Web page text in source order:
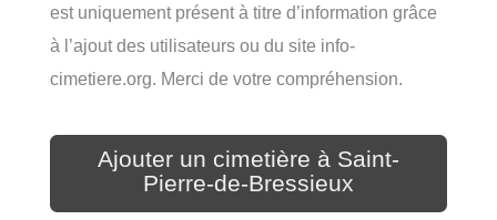
est uniquement présent à titre d’information grâce
à l’ajout des utilisateurs ou du site info-
cimetiere.org. Merci de votre compréhension.
Ajouter un cimetière à Saint-
Pierre-de-Bressieux